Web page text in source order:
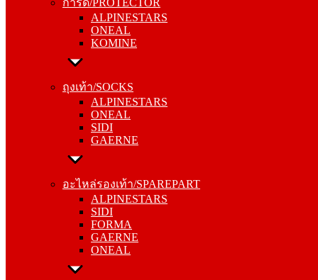
การ์ด/PROTECTOR
ALPINESTARS
ONEAL
KOMINE
ถุงเท้า/SOCKS
ALPINESTARS
ONEAL
SIDI
GAERNE
อะไหล่รองเท้า/SPAREPART
ALPINESTARS
SIDI
FORMA
GAERNE
ONEAL
ONEAL
KOMINE
ถุงเท้า/SOCKS
ONEAL
SIDI
GAERNE
อะไหล่รองเท้า/SPAREPART
SIDI
FORMA
GAERNE
ONEAL
แว่น/GOGGLE